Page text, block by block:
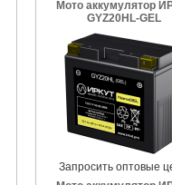
Мото аккумулятор
GYZ20HL-GEL
Запросить оптовые